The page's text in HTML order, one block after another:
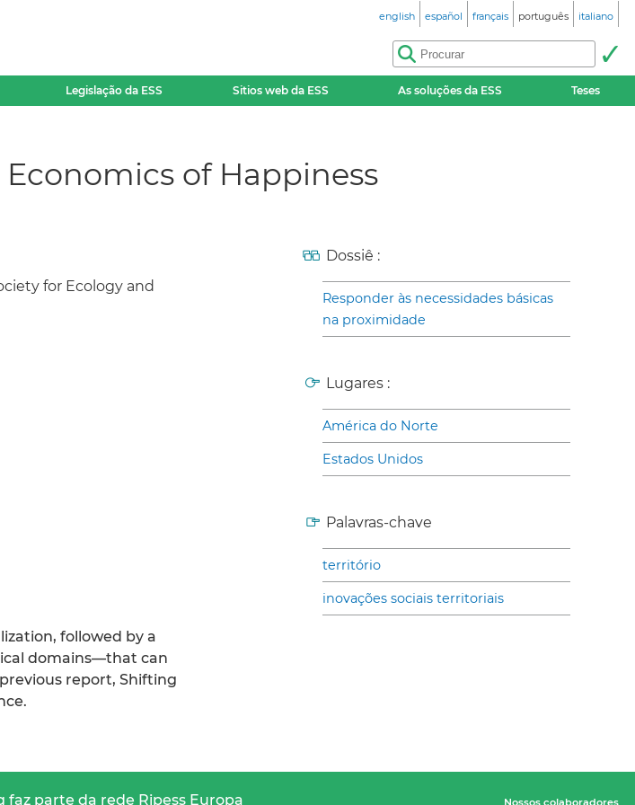
english español français português italiano
Legislação da ESS Sitios web da ESS As soluções da ESS Teses
of Happiness
for Ecology and
followed by a
domains—that can
report, Shifting
Dossiê :
Responder às necessidades básicas
na proximidade
Lugares :
América do Norte
Estados Unidos
Palavras-chave
território
inovações sociais territoriais
faz parte da rede Ripess Europa Nossos colaboradores